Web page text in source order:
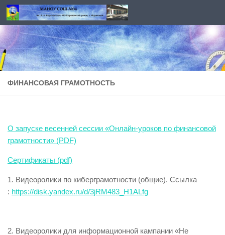
Перейти к содержимому
ФИНАНСОВАЯ ГРАМОТНОСТЬ
О запуске весенней сессии «Онлайн-уроков по финансовой
грамотности» (PDF)
Сертификаты (pdf)
1. Видеоролики по киберграмотности (общие). Ссылка
: https://disk.yandex.ru/d/3jRM483_H1ALfg
2. Видеоролики для информационной кампании «Не